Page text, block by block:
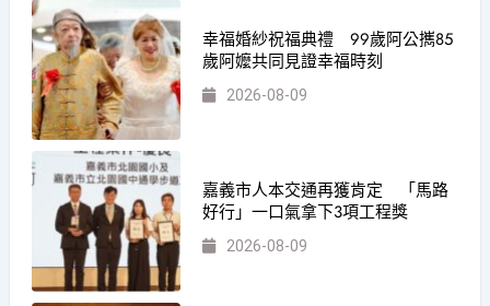
幸福婚紗祝福典禮 99歲阿公𢹂85
歲阿嬤共同見證幸福時刻
2026-08-09
嘉義市人本交通再獲肯定 「馬路
好行」一口氣拿下3項工程獎
2026-08-09